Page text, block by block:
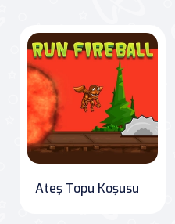
Ateş Topu Koşusu